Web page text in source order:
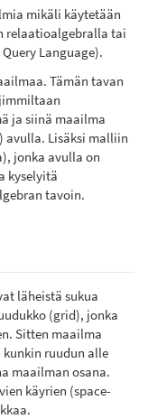
mikäli käytetään
relaatioalgebralla tai
Language).
Tämän tavan
ja siinä maailma
avulla. Lisäksi malliin
jonka avulla on
kyselyitä
tavoin.
läheistä sukua
(grid), jonka
Sitten maailma
ruudun alle
maailman osana.
käyrien (space-